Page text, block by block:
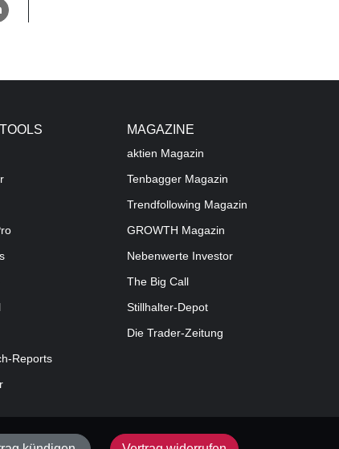
Reports
MAGAZINE
aktien Magazin
Tenbagger Magazin
Trendfollowing Magazin
GROWTH Magazin
Nebenwerte Investor
The Big Call
Stillhalter-Depot
Die Trader-Zeitung